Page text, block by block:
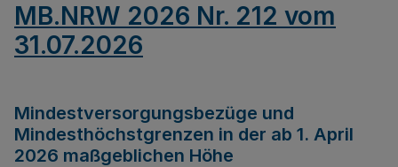
MB.NRW 2026 Nr. 212 vom
31.07.2026
Mindestversorgungsbezüge und
Mindesthöchstgrenzen in der ab 1. April
2026 maßgeblichen Höhe